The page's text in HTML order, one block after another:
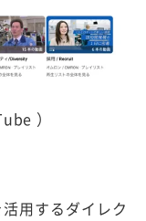
）
用するダイレク